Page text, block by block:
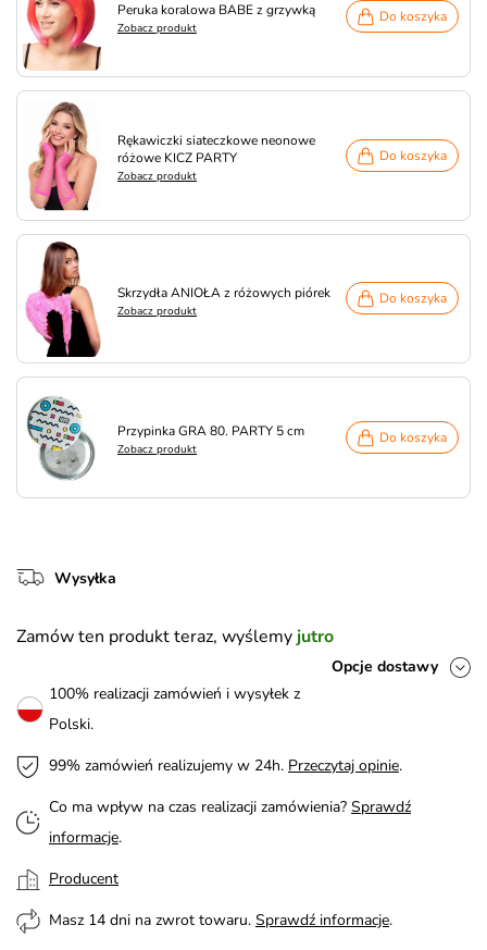
Peruka koralowa BABE z grzywką
Zobacz produkt
Do koszyka
Rękawiczki siateczkowe neonowe
różowe KICZ PARTY
Zobacz produkt
Do koszyka
Skrzydła ANIOŁA z różowych piórek
Zobacz produkt
Do koszyka
Przypinka GRA 80. PARTY 5 cm
Zobacz produkt
Do koszyka
Wysyłka
Zamów ten produkt teraz, wyślemy jutro
Opcje dostawy
100% realizacji zamówień i wysyłek z
Polski.
99% zamówień realizujemy w 24h. Przeczytaj opinie.
Co ma wpływ na czas realizacji zamówienia? Sprawdź
informacje.
Producent
Masz 14 dni na zwrot towaru. Sprawdź informacje.